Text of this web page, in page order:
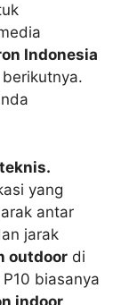
Indonesia
yang
antar
jarak
outdoor di
biasanya
indoor